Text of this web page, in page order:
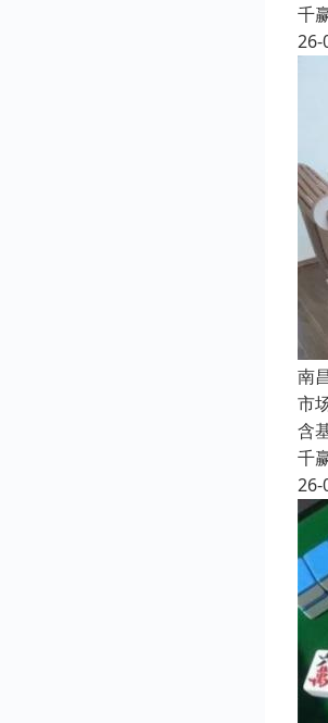
千
26-
南
市
含
千
26-